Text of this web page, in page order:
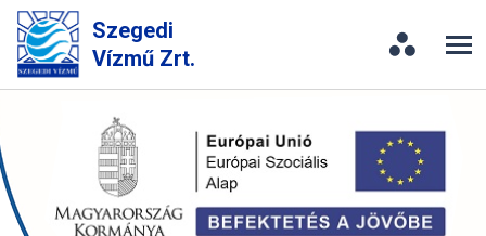
Szegedi
Vízmű Zrt.
Quality, environmental, energy
management and anti-corruption
policy